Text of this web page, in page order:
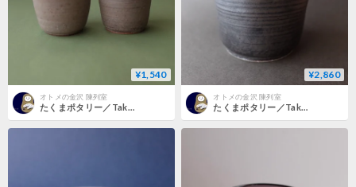
¥1,540
オトメの金沢 陳列室
たくまポタリー／Takuma pottery「ぐいのみ」
¥2,860
オトメの金沢 陳列室
たくまポタリー／Takuma pottery「片口」